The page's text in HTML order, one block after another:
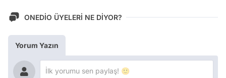
ONEDİO ÜYELERİ NE DİYOR?
Yorum Yazın